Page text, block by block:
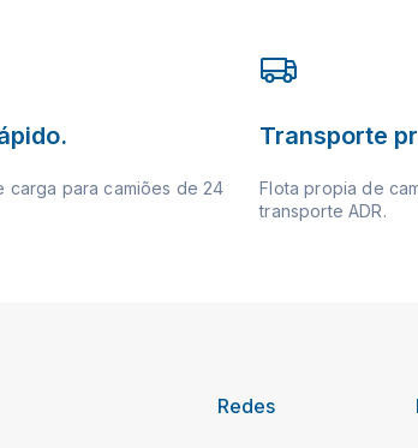
carga para camiões de 24
Transporte
Flota propia de
transporte ADR.
Redes